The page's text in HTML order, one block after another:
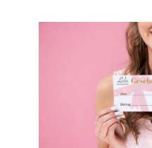
Bildergalerie